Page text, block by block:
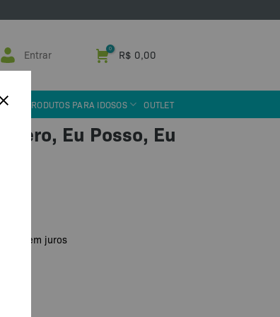
Entrar R$ 0,00
PRODUTOS PARA IDOSOS OUTLET
Eu Posso, Eu
sem juros